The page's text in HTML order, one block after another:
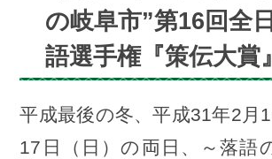
全国落研NAVI
の岐阜市”第16回全
語選手権『策伝大賞』
平成最後の冬、平成31年2月
17日（日）の両日、～落語